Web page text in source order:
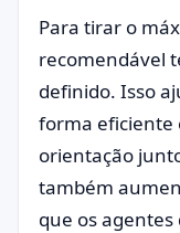
Para tirar o
recomendável
definido. Isso
forma eficiente
orientação
também
que os